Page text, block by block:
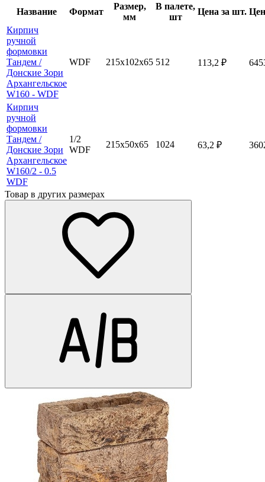
Название
Формат
Размер,
мм
В палете,
шт
Цена за шт.
Кирпич
ручной
формовки
Тандем /
Донские Зори
Архангельское
W160 - WDF
WDF 215х102х65 512 113,2 ₽
Кирпич
ручной
формовки
Тандем /
Донские Зори
Архангельское
W160/2 - 0.5
WDF
1/2
WDF
215х50х65 1024 63,2 ₽
Товар в других размерах